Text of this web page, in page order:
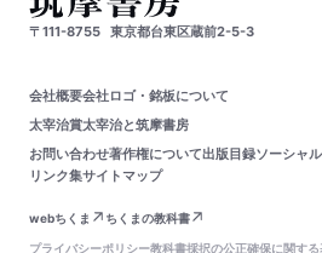
〒111-8755 東京都台東区蔵前2-5-3
会社概要会社ロゴ・銘板について
太宰治賞太宰治と筑摩書房
お問い合わせ著作権について出版目録ソーシャ
リンク集サイトマップ
webちくま
ちくまの教科書
プライバシーポリシー教科書採択の公正確保に関す